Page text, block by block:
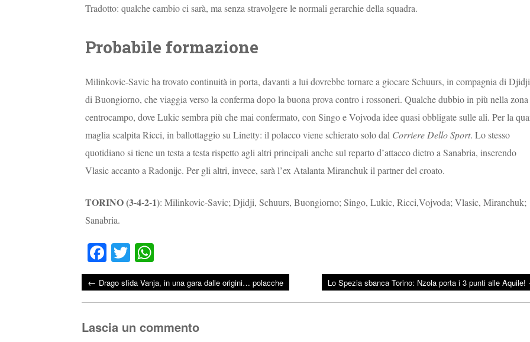
Tradotto: qualche cambio ci sarà, ma senza stravolgere le normali gerarchie della squadra.
Probabile formazione
Milinkovic-Savic ha trovato continuità in porta, davanti a lui dovrebbe tornare a giocare Schuurs, in compagnia di
di Buongiorno, che viaggia verso la conferma dopo la buona prova contro i rossoneri. Qualche dubbio in più nella
centrocampo, dove Lukic sembra più che mai confermato, con Singo e Vojvoda idee quasi obbligate sulle ali. Per la
maglia scalpita Ricci, in ballottaggio su Linetty: il polacco viene schierato solo dal Corriere Dello Sport. Lo stesso
quotidiano si tiene un testa a testa rispetto agli altri principali anche sul reparto d’attacco dietro a Sanabria, inserendo
Vlasic accanto a Radonijc. Per gli altri, invece, sarà l’ex Atalanta Miranchuk il partner del croato.
TORINO (3-4-2-1): Milinkovic-Savic; Djidji, Schuurs, Buongiorno; Singo, Lukic, Ricci,Vojvoda; Vlasic, Miranchuk;
Sanabria.
Fa
ce
bo
ok
T
wi
tte
r
ha
ts
A
pp
Post navigation
← Drago sfida Vanja, in una gara dalle origini… polacche Lo Spezia sbanca Torino: Nzola porta i 3 punti alle Aquile!
Lascia un commento